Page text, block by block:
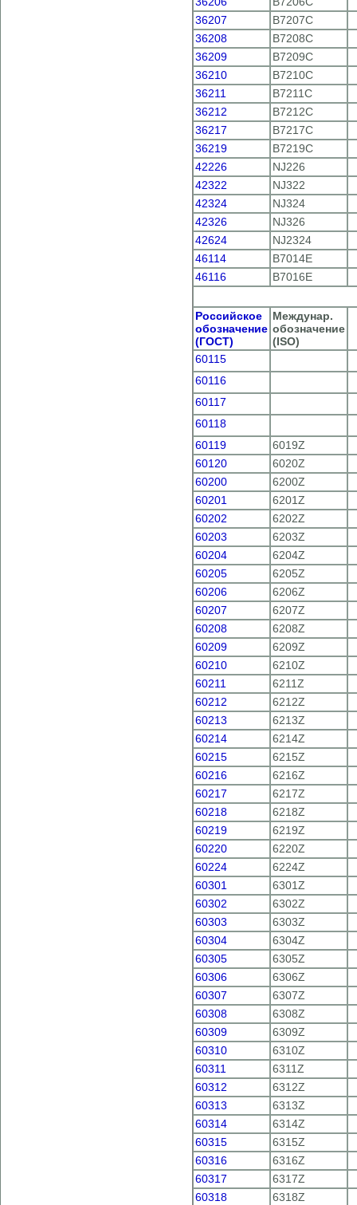
36207
B7207C
36208
B7208C
36209
B7209C
36210
B7210C
36211
B7211C
36212
B7212C
36217
B7217C
36219
B7219C
42226
NJ226
42322
NJ322
42324
NJ324
42326
NJ326
42624
NJ2324
46114
B7014E
46116
B7016E
Российское
обозначение
(ГОСТ)
Междунар.
обозначение
(ISO)
60115
60116
60117
60118
60119
6019Z
60120
6020Z
60200
6200Z
60201
6201Z
60202
6202Z
60203
6203Z
60204
6204Z
60205
6205Z
60206
6206Z
60207
6207Z
60208
6208Z
60209
6209Z
60210
6210Z
60211
6211Z
60212
6212Z
60213
6213Z
60214
6214Z
60215
6215Z
60216
6216Z
60217
6217Z
60218
6218Z
60219
6219Z
60220
6220Z
60224
6224Z
60301
6301Z
60302
6302Z
60303
6303Z
60304
6304Z
60305
6305Z
60306
6306Z
60307
6307Z
60308
6308Z
60309
6309Z
60310
6310Z
60311
6311Z
60312
6312Z
60313
6313Z
60314
6314Z
60315
6315Z
60316
6316Z
60317
6317Z
60318
6318Z